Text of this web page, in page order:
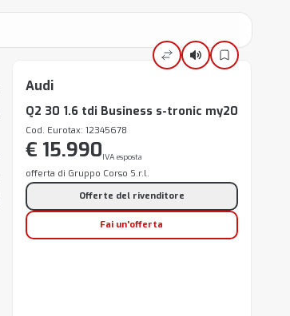
Audi
Q2 30 1.6 tdi Business s-tronic my20
Cod. Eurotax: 12345678
€ 15.990IVA esposta
offerta di Gruppo Corso S.r.l.
Offerte del rivenditore
Fai un'offerta